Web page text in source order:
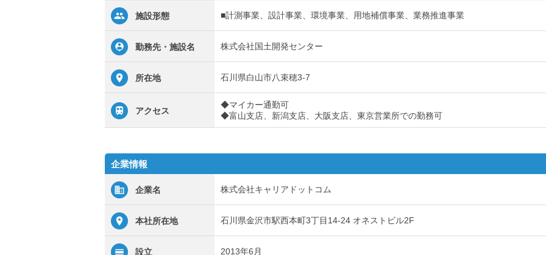
施設形態 ■計測事業、設計事業、環境事業、用地補償事業、業務推進事業
勤務先・施設名 株式会社国土開発センター
所在地 石川県白山市八束穂3-7
アクセス
◆マイカー通勤可
◆富山支店、新潟支店、大阪支店、東京営業所での勤務可
企業情報
企業名 株式会社キャリアドットコム
本社所在地 石川県金沢市駅西本町3丁目14-24 オネストビル2F
設立 2013年6月